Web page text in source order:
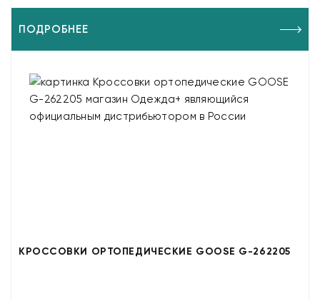
ПОДРОБНЕЕ
КРОССОВКИ ОРТОПЕДИЧЕСКИЕ GOOSE G-262205